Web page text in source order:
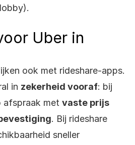
Uber in
ook met rideshare-apps.
in zekerheid vooraf: bij
afspraak met vaste prijs
. Bij rideshare
sneller